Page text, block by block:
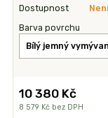
Dostupnost
Barva povrchu
10 380 Kč
8 579 Kč bez DPH